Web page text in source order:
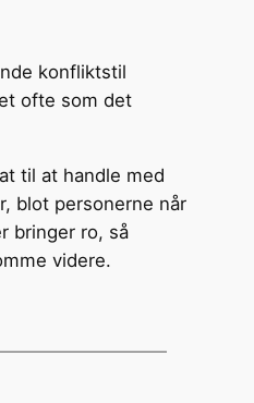
konfliktstil
ofte som det
til at handle med
blot personerne når
bringer ro, så
videre.